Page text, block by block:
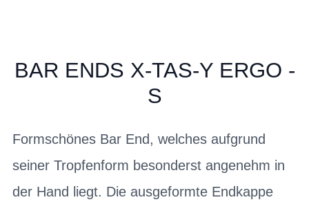
BAR ENDS X-TAS-Y ERGO -
S
Formschönes Bar End, welches aufgrund
seiner Tropfenform besonderst angenehm in
der Hand liegt. Die ausgeformte Endkappe